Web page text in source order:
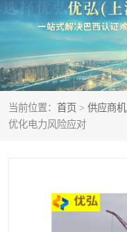
当前位置： 首页 > 供应商机
优化电力风险应对
RECYCLASS认证
NR12认证
ART认证
巴西认证